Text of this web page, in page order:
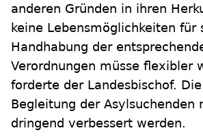
anderen Gründen in ihren
keine Lebensmöglichkeiten für
Handhabung der
Verordnungen müsse flexibler
forderte der Landesbischof.
Begleitung der Asylsuchenden
dringend verbessert werden.